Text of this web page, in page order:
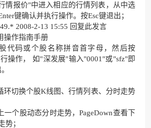
情报价"中进入相应的行情列表，从中选
键确认并执行操作。按Esc键退出；
2008-2-13 15:55 回复此发言
操作指南手册
代码或个股名称拼音首字母，然后按
操作， 如"深发展"输入"0001"或"sfz"即
环切换个股K线图、行情列表、分时走势
一个股动态分时走势，PageDown查看下
势；